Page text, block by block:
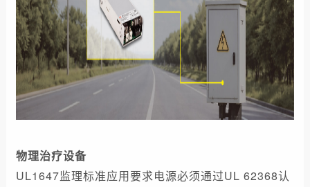
物理治疗设备
UL1647监理标准应用要求电源必须通过UL 62368认